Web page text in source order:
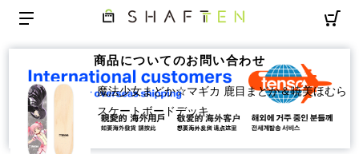
商品についてのお問い合わせ
魔法少女まどか☆マギカ 鹿目まどか＆暁美ほむら
スケートボードデッキ